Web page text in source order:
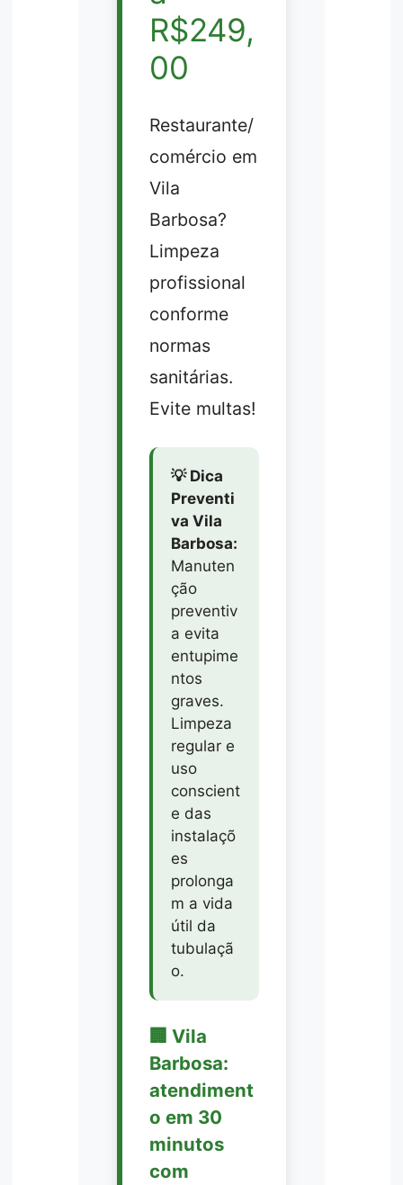
R$249,
00
Restaurante/
comércio em
Vila
Barbosa?
Limpeza
profissional
conforme
normas
sanitárias.
Evite multas!
💡 Dica
Preventi
va Vila
Barbosa:
Manuten
ção
preventiv
a evita
entupime
ntos
graves.
Limpeza
regular e
uso
conscient
e das
instalaçõ
es
prolonga
m a vida
útil da
tubulaçã
o.
🏢 Vila
Barbosa:
atendiment
o em 30
minutos
com